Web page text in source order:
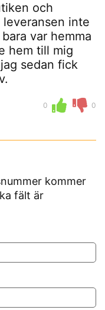
och
inte
var hemma
hem till mig
sedan fick
0 0
kommer
fält är